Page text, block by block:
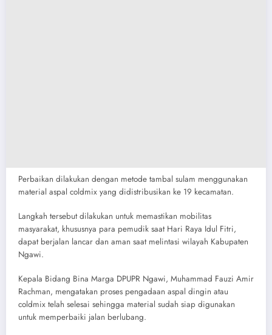
Perbaikan dilakukan dengan metode tambal sulam menggunakan
material aspal coldmix yang didistribusikan ke 19 kecamatan.
Langkah tersebut dilakukan untuk memastikan mobilitas
masyarakat, khususnya para pemudik saat Hari Raya Idul Fitri,
dapat berjalan lancar dan aman saat melintasi wilayah Kabupaten
Ngawi.
Kepala Bidang Bina Marga DPUPR Ngawi, Muhammad Fauzi Amir
Rachman, mengatakan proses pengadaan aspal dingin atau
coldmix telah selesai sehingga material sudah siap digunakan
untuk memperbaiki jalan berlubang.